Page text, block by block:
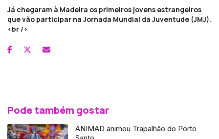
Já chegaram à Madeira os primeiros jovens estrangeiros
que vão participar na Jornada Mundial da Juventude (JMJ).
<br />
Pode também gostar
ANIMAD animou Trapalhão do Porto